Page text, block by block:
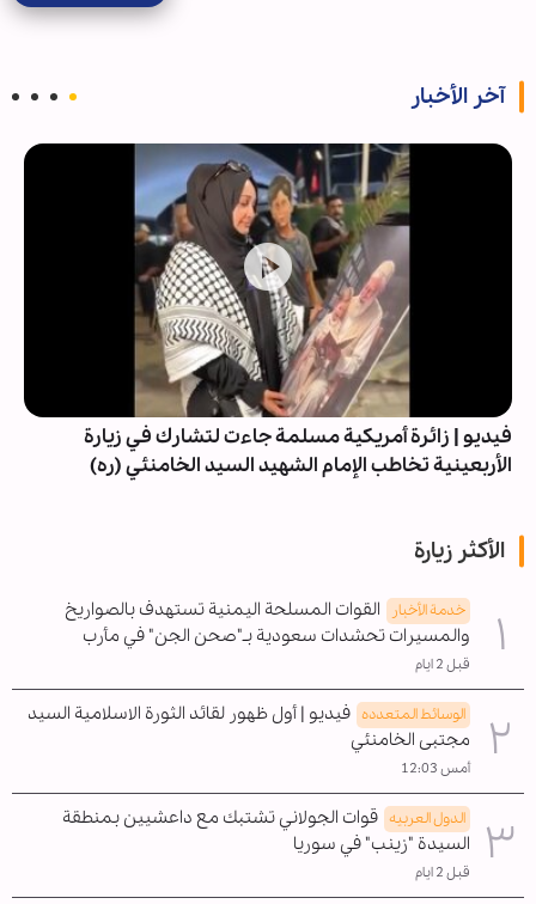
آخر الأخبار
فيديو | زائرة أمريكية مسلمة جاءت لتشارك في زيارة
الأربعينية تخاطب الإمام الشهيد السيد الخامنئي (ره)
الأكثر زيارة
خدمة الأخبار
القوات المسلحة اليمنية تستهدف بالصواريخ
والمسيرات تحشدات سعودية بـ"صحن الجن" في مأرب
قبل 2 ايام
الوسائط المتعدده فيديو | أول ظهور لقائد الثورة الاسلامية السيد
مجتبى الخامنئي
أمس 12:03
الدول العربیه قوات الجولاني تشتبك مع داعشيين بمنطقة
السيدة "زينب" في سوريا
قبل 2 ايام